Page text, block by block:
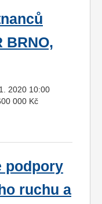
BRNO,
2020 10:00
000 Kč
podpory
ruchu a